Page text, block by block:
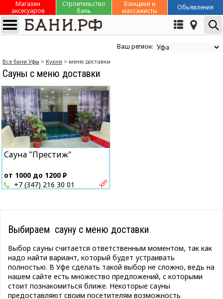
Магазин
аксесуаров
Строительство
бань
Банщики и
массажисты
Обьявления
Ваш регион:
Все бани Уфы > Кухня > меню доставки
Сауны с меню доставки
Сауна "Престиж"
от 1000 до 1200 Р
+7 (347) 216 30 01
Выбираем сауну с меню доставки
Выбор сауны считается ответственным моментом, так как
надо найти вариант, который будет устраивать
полностью. В Уфе сделать такой выбор не сложно, ведь на
нашем сайте есть множество предложений, с которыми
стоит познакомиться ближе. Некоторые сауны
предоставляют своим посетителям возможность